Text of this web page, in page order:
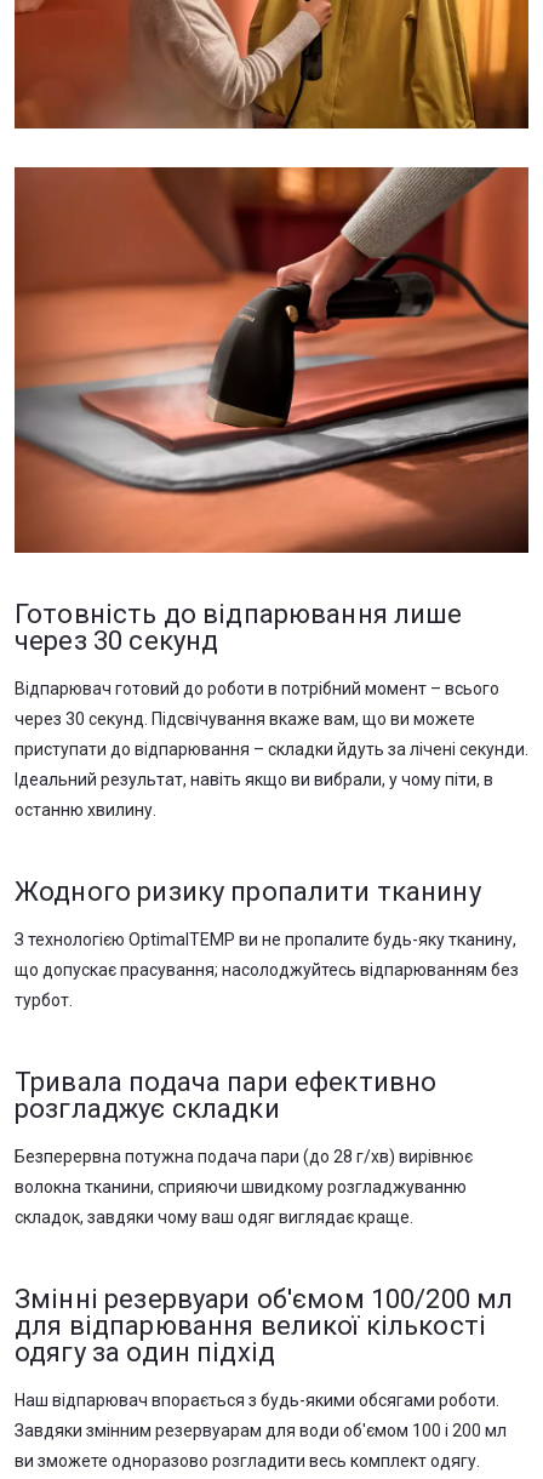
Готовність до відпарювання лише
через 30 секунд
Відпарювач готовий до роботи в потрібний момент – всього
через 30 секунд. Підсвічування вкаже вам, що ви можете
приступати до відпарювання – складки йдуть за лічені секунди.
Ідеальний результат, навіть якщо ви вибрали, у чому піти, в
останню хвилину.
Жодного ризику пропалити тканину
З технологією OptimalTEMP ви не пропалите будь-яку тканину,
що допускає прасування; насолоджуйтесь відпарюванням без
турбот.
Тривала подача пари ефективно
розгладжує складки
Безперервна потужна подача пари (до 28 г/хв) вирівнює
волокна тканини, сприяючи швидкому розгладжуванню
складок, завдяки чому ваш одяг виглядає краще.
Змінні резервуари об'ємом 100/200 мл
для відпарювання великої кількості
одягу за один підхід
Наш відпарювач впорається з будь-якими обсягами роботи.
Завдяки змінним резервуарам для води об'ємом 100 і 200 мл
ви зможете одноразово розгладити весь комплект одягу.